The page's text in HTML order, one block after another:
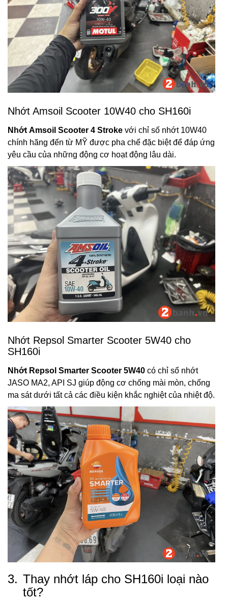
Nhớt Amsoil Scooter 10W40 cho SH160i
Nhớt Amsoil Scooter 4 Stroke với chỉ số nhớt 10W40
chính hãng đến từ MỸ được pha chế đặc biệt để đáp ứng
yêu cầu của những động cơ hoạt động lâu dài.
Nhớt Repsol Smarter Scooter 5W40 cho
SH160i
Nhớt Repsol Smarter Scooter 5W40 có chỉ số nhớt
JASO MA2, API SJ giúp động cơ chống mài mòn, chống
ma sát dưới tất cả các điều kiện khắc nghiệt của nhiệt độ.
3. Thay nhớt láp cho SH160i loại nào
tốt?